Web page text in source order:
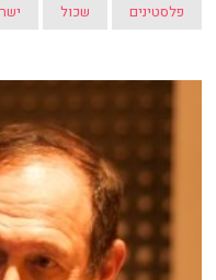
פלסטינים שכול